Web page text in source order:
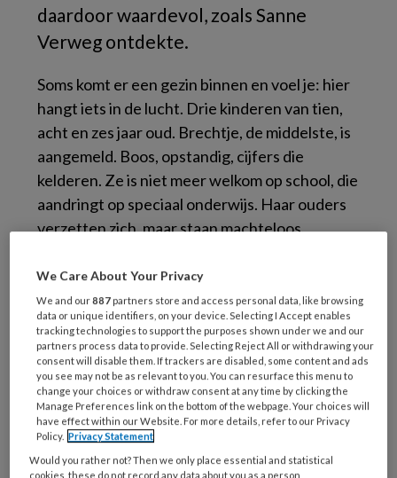
daardoor waardevol, zoals Sanne
Verweg ontdekte.
Soms komt er een gezin binnen en voel je: hier
hangt iets in de lucht. Drie kinderen van tien,
acht en zes jaar oud. Brechtje, de middelste, is
aangemeld. Boos, opstandig, cijfers die
kelderen. Ze is niet meer welkom op school, die
aandringt op speciaal onderwijs. Haar ouders
verzetten zich, maar staan machteloos.
Twee jaar geleden maakte Brechtje seksueel
misbruik mee. Er was hulp, maar ze zweeg. Het
had geen zin, vond ze, en zo liep het spoor
dood. Ook nu zegt ze: “Ik heb geen hulp nodig.”
Haar ouders komen toch, maar met één
voorwaarde: de andere kinderen willen ze
erbuiten houden. Waarom? Dat blijft in de
lucht hangen.
We Care About Your Privacy
We and our887 partners store and access personal data, like browsing
data or unique identifiers, on your device. Selecting I Accept enables
tracking technologies to support the purposes shown under we and our
partners process data to provide. Selecting Reject All or withdrawing your
consent will disable them. If trackers are disabled, some content and ads
you see may not be as relevant to you. You can resurface this menu to
change your choices or withdraw consent at any time by clicking the
Manage Preferences link on the bottom of the webpage. Your choices will
have effect within our Website. For more details, refer to our Privacy
Policy. Privacy Statement
Would you rather not? Then we only place essential and statistical
cookies, these do not record any data about you as a person